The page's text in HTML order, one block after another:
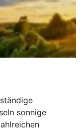
sonnige